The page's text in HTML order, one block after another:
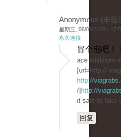
Anonymous (未验
星期三, 06/05/2019 -
永久连接
冒个泡吧！
ace inhibitors
[url=http://
http://
/] http://
it safe to take
回复